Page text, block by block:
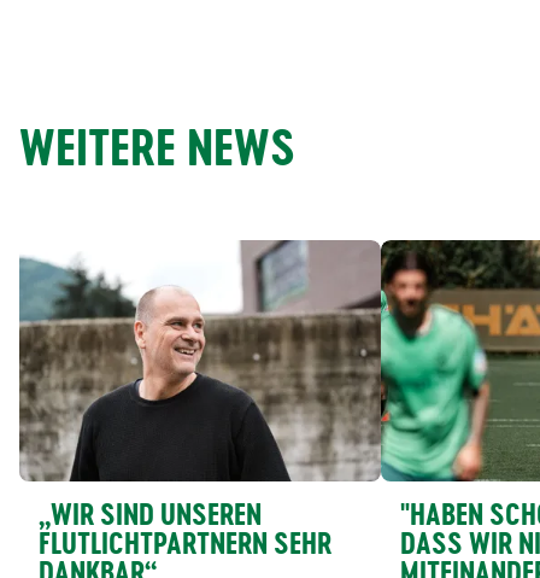
WEITERE NEWS
„WIR SIND UNSEREN
FLUTLICHTPARTNERN SEHR
"HABEN
DASS WIR